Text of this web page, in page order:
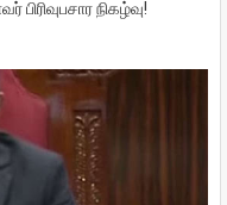
நிகழ்வு!